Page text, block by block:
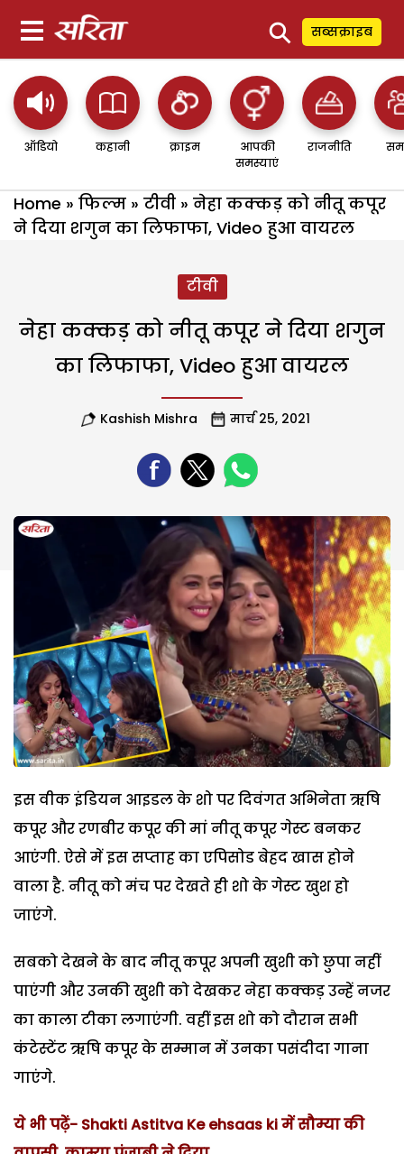
⚲ सब्सक्राइब
ऑडियो कहानी क्राइम
आपकी
समस्याएं
राजनीति
Home » फिल्म » टीवी » नेहा कक्कड़ को नीतू कपूर
ने दिया शगुन का लिफाफा, Video हुआ वायरल
टीवी
नेहा कक्कड़ को नीतू कपूर ने दिया शगुन
का लिफाफा, Video हुआ वायरल
Kashish Mishra मार्च 25, 2021
इस वीक इंडियन आइडल के शो पर दिवंगत अभिनेता ऋषि
कपूर और रणबीर कपूर की मां नीतू कपूर गेस्ट बनकर
आएंगी. ऐसे में इस सप्ताह का एपिसोड बेहद खास होने
वाला है. नीतू को मंच पर देखते ही शो के गेस्ट खुश हो
जाएंगे.
सबको देखने के बाद नीतू कपूर अपनी खुशी को छुपा नहीं
पाएंगी और उनकी खुशी को देखकर नेहा कक्कड़ उन्हें नजर
का काला टीका लगाएंगी. वहीं इस शो को दौरान सभी
कंटेस्टेंट ऋषि कपूर के सम्मान में उनका पसंदीदा गाना
गाएंगे.
ये भी पढ़ें- Shakti Astitva Ke ehsaas ki में सौम्या की